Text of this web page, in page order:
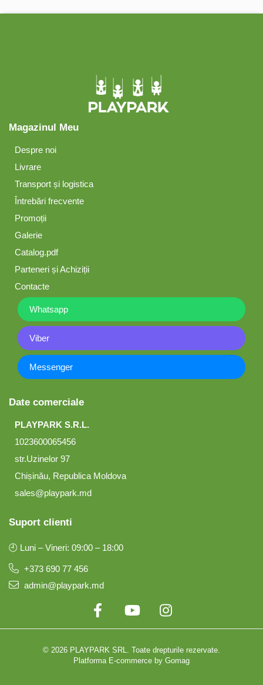
Magazinul Meu
Despre noi
Livrare
Transport și logistica
Întrebări frecvente
Promoții
Galerie
Catalog.pdf
Parteneri și Achiziții
Contacte
Whatsapp
Viber
Messenger
Date comerciale
PLAYPARK S.R.L.
1023600065456
str.Uzinelor 97
Chișinău, Republica Moldova
sales@playpark.md
Suport clienti
🕘 Luni – Vineri: 09:00 – 18:00
+373 690 77 456
admin@playpark.md
© 2026 PLAYPARK SRL. Toate drepturile rezervate.
Platforma E-commerce by Gomag